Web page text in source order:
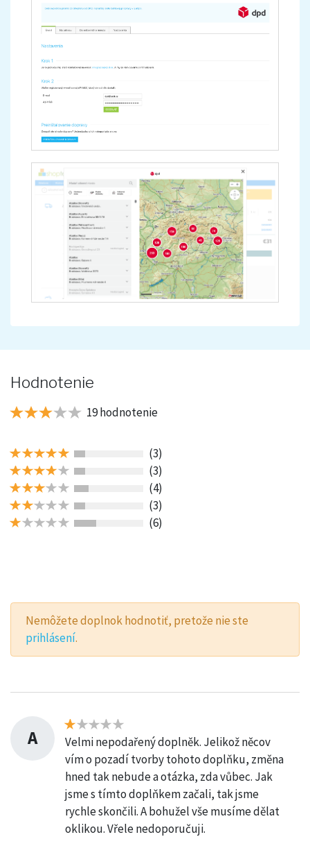
Hodnotenie
19 hodnotenie
(3)
(3)
(4)
(3)
(6)
Nemôžete doplnok hodnotiť, pretože nie ste
prihlásení.
A
Velmi nepodařený doplněk. Jelikož něcov
vím o pozadí tvorby tohoto doplňku, změna
hned tak nebude a otázka, zda vůbec. Jak
jsme s tímto doplňkem začali, tak jsme
rychle skončili. A bohužel vše musíme dělat
oklikou. Vřele nedoporučuji.